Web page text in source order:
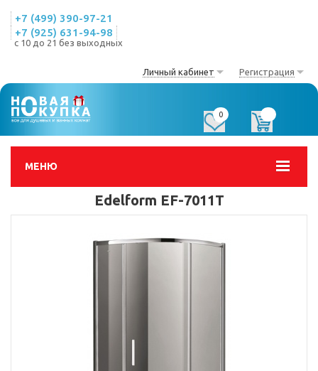
+7 (499) 390-97-21
+7 (925) 631-94-98
с 10 до 21 без выходных
Личный кабинет Регистрация
МЕНЮ
0
Edelform EF-7011T